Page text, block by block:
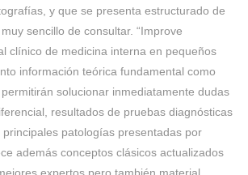
y que se presenta estructurado de
sencillo de consultar. “Improve
clínico de medicina interna en pequeños
información teórica fundamental como
solucionar inmediatamente dudas
resultados de pruebas diagnósticas
patologías presentadas por
además conceptos clásicos actualizados